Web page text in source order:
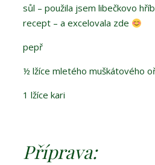
sůl – použila jsem libečkovo
recept – a excelovala zde
pepř
½ lžíce mletého muškátového
1 lžíce kari
Příprava: